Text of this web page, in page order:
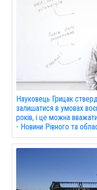
Науковець Грицак
залишатися в умовах
років, і це можна
- Новини Рівного та